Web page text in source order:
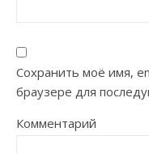
Сохранить моё имя,
браузере для
Комментарий